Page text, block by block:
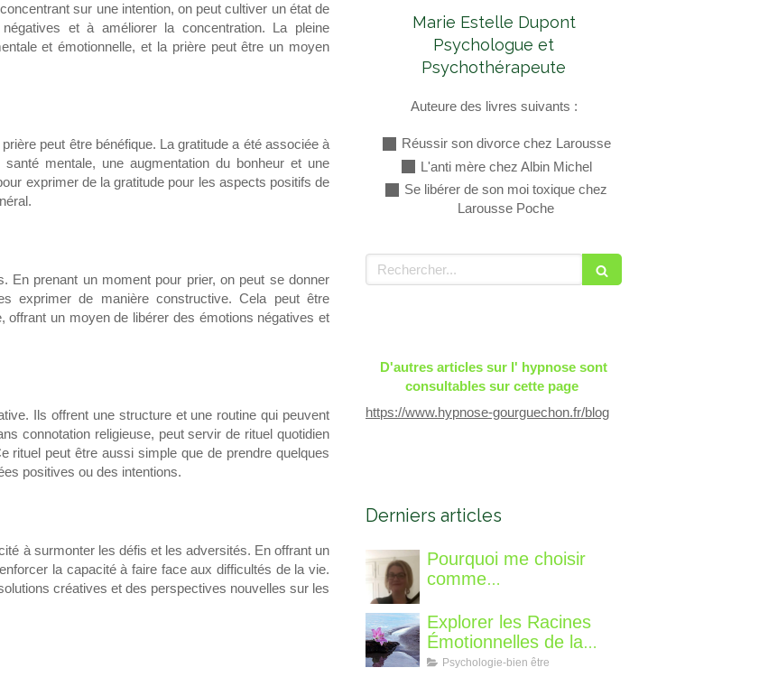
sur une intention, on peut cultiver un état de
et à améliorer la concentration. La pleine
et émotionnelle, et la prière peut être un moyen
peut être bénéfique. La gratitude a été associée à
mentale, une augmentation du bonheur et une
exprimer de la gratitude pour les aspects positifs de
En prenant un moment pour prier, on peut se donner
exprimer de manière constructive. Cela peut être
un moyen de libérer des émotions négatives et
Ils offrent une structure et une routine qui peuvent
connotation religieuse, peut servir de rituel quotidien
rituel peut être aussi simple que de prendre quelques
positives ou des intentions.
à surmonter les défis et les adversités. En offrant un
la capacité à faire face aux difficultés de la vie.
créatives et des perspectives nouvelles sur les
Marie Estelle Dupont
Psychologue et
Psychothérapeute
Auteure des livres suivants :
Réussir son divorce chez Larousse
L'anti mère chez Albin Michel
Se libérer de son moi toxique chez
Larousse Poche
Rechercher
D'autres articles sur l' hypnose sont
consultables sur cette page
https://www.hypnose-gourguechon.fr/blog
Derniers articles
Pourquoi me choisir
comme
suis-je, qu'est ce que je
vous propose de
différent?
Explorer les Racines
Émotionnelles de la
Perte de Poids : Un
Psychologie-bien être